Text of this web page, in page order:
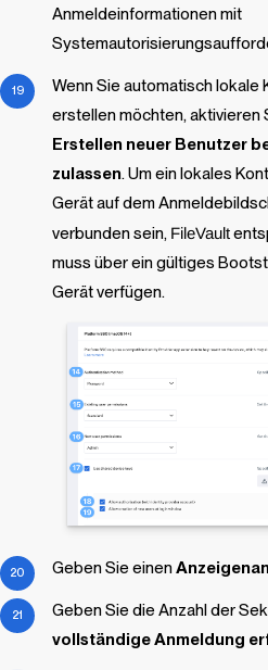
Anmeldeinformationen mit
Wenn Sie automatisch lokale
erstellen möchten, aktivieren
Erstellen neuer Benutzer
zulassen.Um ein lokales
Gerät auf dem
verbunden sein, FileVault
muss über ein gültiges
Gerät verfügen.
Geben Sie einen
Geben Sie die Anzahl der
vollständige Anmeldung